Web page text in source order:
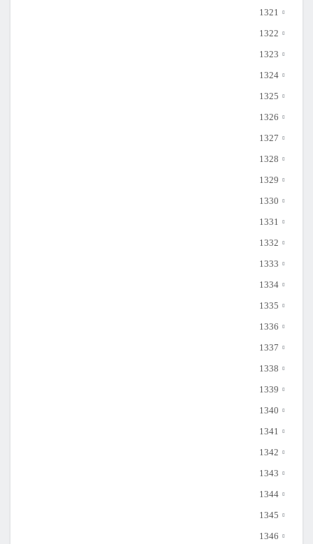
1321
1322
1323
1324
1325
1326
1327
1328
1329
1330
1331
1332
1333
1334
1335
1336
1337
1338
1339
1340
1341
1342
1343
1344
1345
1346